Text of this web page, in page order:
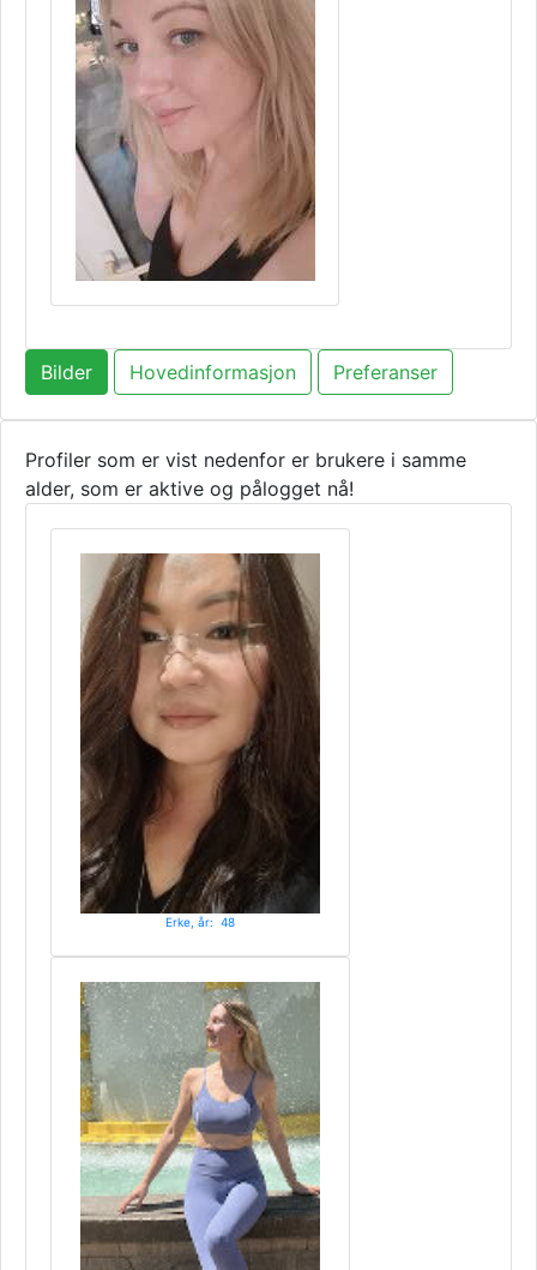
Bilder Hovedinformasjon Preferanser
Profiler som er vist nedenfor er brukere i samme
alder, som er aktive og pålogget nå!
Erke, år: 48